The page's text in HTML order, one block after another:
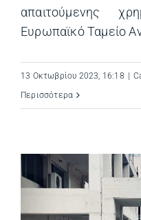
απαιτούμενης
Ευρωπαϊκό Ταμείο
13 Οκτωβρίου 2023, 16:18 |
Περισσότερα